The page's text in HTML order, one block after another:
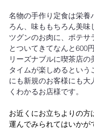
名物の手作り定食は栄養
ろん、味ももちろん美味
ツグンのお肉に、ポテサ
とついてきてなんと600円
リーズナブルに喫茶店の
タイムが楽しめるという
にも新規のお客様にも大
くわかるお店様です。
お近くにお立ちよりの方
運んでみられてはいかが